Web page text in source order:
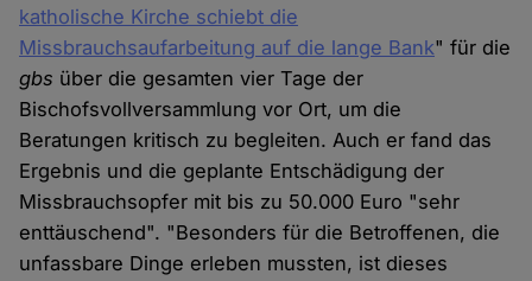
katholische Kirche schiebt die
Missbrauchsaufarbeitung auf die lange Bank" für die
gbs über die gesamten vier Tage der
Bischofsvollversammlung vor Ort, um die
Beratungen kritisch zu begleiten. Auch er fand das
Ergebnis und die geplante Entschädigung der
Missbrauchsopfer mit bis zu 50.000 Euro "sehr
enttäuschend". "Besonders für die Betroffenen, die
unfassbare Dinge erleben mussten, ist dieses